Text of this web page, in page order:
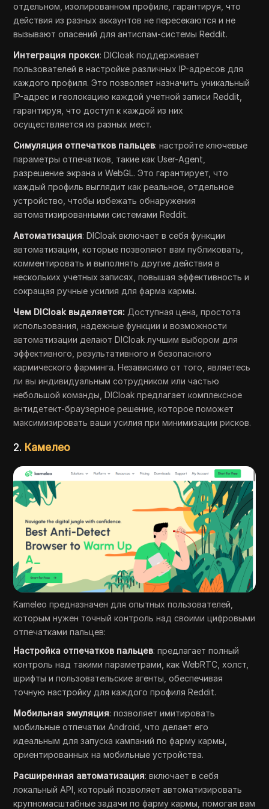
отдельном, изолированном профиле, гарантируя, что
действия из разных аккаунтов не пересекаются и не
вызывают опасений для антиспам-системы Reddit.
Интеграция прокси: DICloak поддерживает
пользователей в настройке различных IP-адресов для
каждого профиля. Это позволяет назначить уникальный
IP-адрес и геолокацию каждой учетной записи Reddit,
гарантируя, что доступ к каждой из них
осуществляется из разных мест.
Симуляция отпечатков пальцев: настройте ключевые
параметры отпечатков, такие как User-Agent,
разрешение экрана и WebGL. Это гарантирует, что
каждый профиль выглядит как реальное, отдельное
устройство, чтобы избежать обнаружения
автоматизированными системами Reddit.
Автоматизация: DICloak включает в себя функции
автоматизации, которые позволяют вам публиковать,
комментировать и выполнять другие действия в
нескольких учетных записях, повышая эффективность и
сокращая ручные усилия для фарма кармы.
Чем DICloak выделяется: Доступная цена, простота
использования, надежные функции и возможности
автоматизации делают DICloak лучшим выбором для
эффективного, результативного и безопасного
кармического фарминга. Независимо от того, являетесь
ли вы индивидуальным сотрудником или частью
небольшой команды, DICloak предлагает комплексное
антидетект-браузерное решение, которое поможет
максимизировать ваши усилия при минимизации рисков.
2. Камелео
Kameleo предназначен для опытных пользователей,
которым нужен точный контроль над своими цифровыми
отпечатками пальцев:
Настройка отпечатков пальцев: предлагает полный
контроль над такими параметрами, как WebRTC, холст,
шрифты и пользовательские агенты, обеспечивая
точную настройку для каждого профиля Reddit.
Мобильная эмуляция: позволяет имитировать
мобильные отпечатки Android, что делает его
идеальным для запуска кампаний по фарму кармы,
ориентированных на мобильные устройства.
Расширенная автоматизация: включает в себя
локальный API, который позволяет автоматизировать
крупномасштабные задачи по фарму кармы, помогая вам